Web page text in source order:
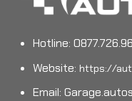
Hotline:
Website: https://
Email: